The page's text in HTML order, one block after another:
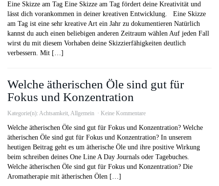
Eine Skizze am Tag Eine Skizze am Tag fördert deine Kreativität und
lässt dich vorankommen in deiner kreativen Entwicklung. Eine Skizze
am Tag ist eine sehr kreative Art ein Jahr zu dokumentieren Natürlich
kannst du auch einen beliebigen anderen Zeitraum wählen Auf jeden Fall
wirst du mit diesem Vorhaben deine Skizzierfähigkeiten deutlich
verbessern. Mit […]
Welche ätherischen Öle sind gut für
Fokus und Konzentration
Kategorie(n): Achtsamkeit, Allgemein Keine Kommentare
Welche ätherischen Öle sind gut für Fokus und Konzentration? Welche
ätherischen Öle sind gut für Fokus und Konzentration? In unserem
heutigen Beitrag geht es um ätherische Öle und ihre positive Wirkung
beim schreiben deines One Line A Day Journals oder Tagebuches.
Welche ätherischen Öle sind gut für Fokus und Konzentration? Die
Aromatherapie mit ätherischen Ölen […]